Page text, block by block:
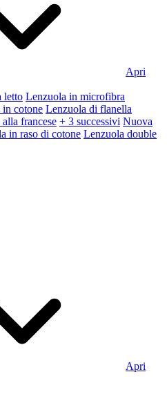
Apri
letto Lenzuola in microfibra
in cotone Lenzuola di flanella
francese + 3 successivi Nuova
in raso di cotone Lenzuola double
Apri